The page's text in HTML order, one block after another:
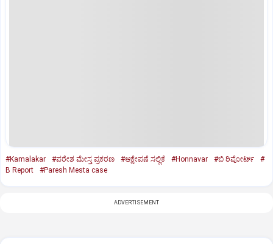
#Kamalakar #ಪರೇಶ ಮೇಸ್ತ ಪ್ರಕರಣ #ಆಕ್ಷೇಪಣೆ ಸಲ್ಲಿಕೆ #Honnavar #ಬಿ ರಿಪೋರ್ಟ್‌
#
B Report
#Paresh Mesta case
ADVERTISEMENT